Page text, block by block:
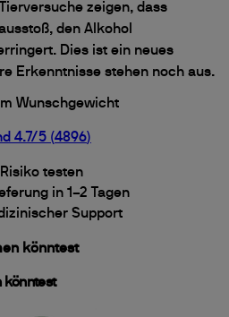
zeigen, dass
den Alkohol
Dies ist ein neues
Erkenntnisse stehen noch aus.
Wunschgewicht
4.7/5 (4896)
testen
in 1–2 Tagen
Support
könntest
könntest